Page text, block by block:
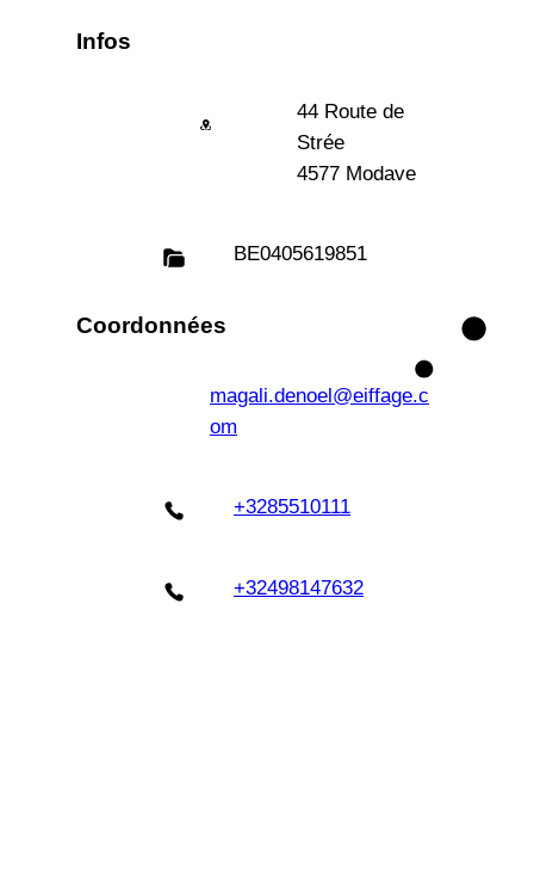
Infos
44 Route de
Strée
4577 Modave
BE0405619851
Coordonnées
magali.denoel@eiffage.c
om
+3285510111
+32498147632